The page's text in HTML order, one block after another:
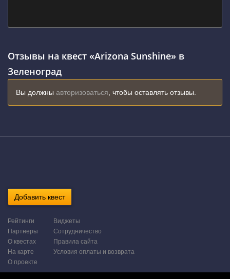
Отзывы на квест «Arizona Sunshine» в
Зеленоград
Вы должны авторизоваться , чтобы оставлять отзывы.
Добавить квест
Рейтинги
Партнеры
О квестах
На карте
О проекте
Виджеты
Сотрудничество
Правила сайта
Условия оплаты и возврата